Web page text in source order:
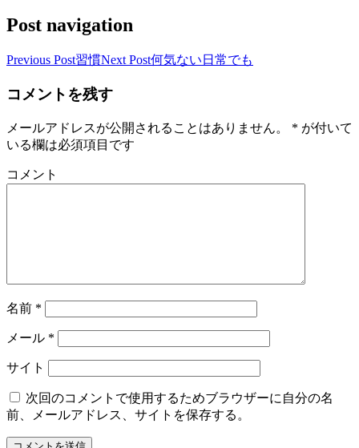
Post navigation
Previous Post習慣Next Post何気ない日常でも
コメントを残す
メールアドレスが公開されることはありません。 * が付いて
いる欄は必須項目です
コメント
名前 *
メール *
サイト
次回のコメントで使用するためブラウザーに自分の名
前、メールアドレス、サイトを保存する。